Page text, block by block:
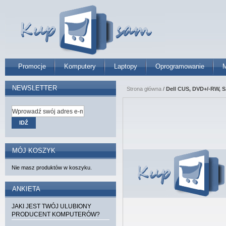
Promocje Komputery Laptopy Oprogramowanie
Strona główna / Dell CUS, DVD+/-RW,
NEWSLETTER
IDŹ
MÓJ KOSZYK
Nie masz produktów w koszyku.
ANKIETA
JAKI JEST TWÓJ ULUBIONY
PRODUCENT KOMPUTERÓW?